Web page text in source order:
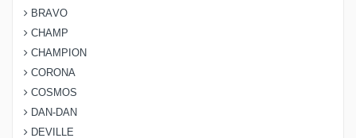
BRAVO
CHAMP
CHAMPION
CORONA
COSMOS
DAN-DAN
DEVILLE